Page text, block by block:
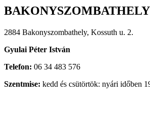
BAKONYSZOMBATHELY
2884 Bakonyszombathely, Kossuth u. 2.
Gyulai Péter István
Telefon: 06 34 483 576
Szentmise: kedd és csütörtök: nyári időben